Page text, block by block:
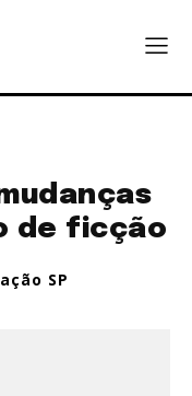
de ficção
SP